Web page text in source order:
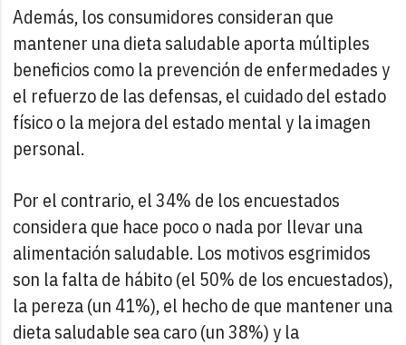
Además, los consumidores consideran que
mantener una dieta saludable aporta múltiples
beneficios como la prevención de enfermedades y
el refuerzo de las defensas, el cuidado del estado
físico o la mejora del estado mental y la imagen
personal.
Por el contrario, el 34% de los encuestados
considera que hace poco o nada por llevar una
alimentación saludable. Los motivos esgrimidos
son la falta de hábito (el 50% de los encuestados),
la pereza (un 41%), el hecho de que mantener una
dieta saludable sea caro (un 38%) y la